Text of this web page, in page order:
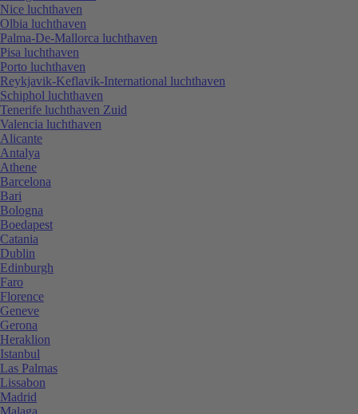
Nice luchthaven
Olbia luchthaven
Palma-De-Mallorca luchthaven
Pisa luchthaven
Porto luchthaven
Reykjavik-Keflavik-International luchthaven
Schiphol luchthaven
Tenerife luchthaven Zuid
Valencia luchthaven
Alicante
Antalya
Athene
Barcelona
Bari
Bologna
Boedapest
Catania
Dublin
Edinburgh
Faro
Florence
Geneve
Gerona
Heraklion
Istanbul
Las Palmas
Lissabon
Madrid
Malaga